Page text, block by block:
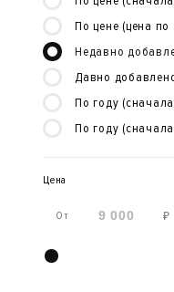
По цене (цена по
Недавно
Давно
По году
По году
Цена
От ₽